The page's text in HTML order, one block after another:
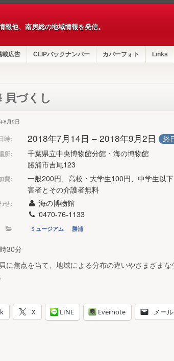
他、南房総の地域情報を発信。
載広告 CLIPバックナンバー カバーフォト Links
貝づくし
8月9日
時: 2018年7月14日 – 2018年9月2日 終
所:
千葉県立中央博物館分館・海の博物館
勝浦市吉尾123
費:
一般200円、高校・大学生100円、中学生以
害者とその介護者無料
せ:
海の博物館
0470-76-1133
ミュージアム 勝浦
30分
に焦点を当て、地域による分布の違いやさまざま
X LINE Evernote メー